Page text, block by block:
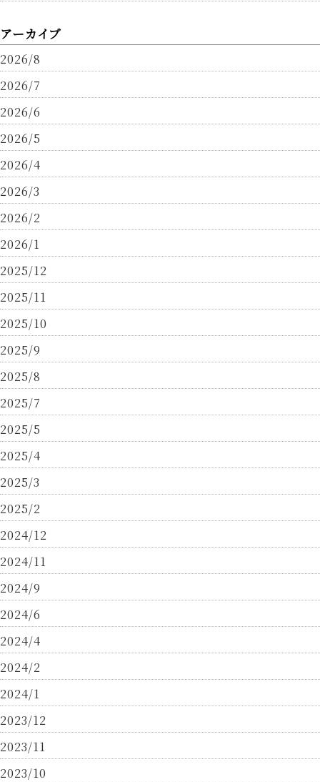
アーカイブ
2026/8
2026/7
2026/6
2026/5
2026/4
2026/3
2026/2
2026/1
2025/12
2025/11
2025/10
2025/9
2025/8
2025/7
2025/5
2025/4
2025/3
2025/2
2024/12
2024/11
2024/9
2024/6
2024/4
2024/2
2024/1
2023/12
2023/11
2023/10